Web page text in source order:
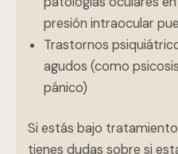
presión intraocular
Trastornos
agudos (como
pánico)
Si estás bajo
tienes dudas sobre si